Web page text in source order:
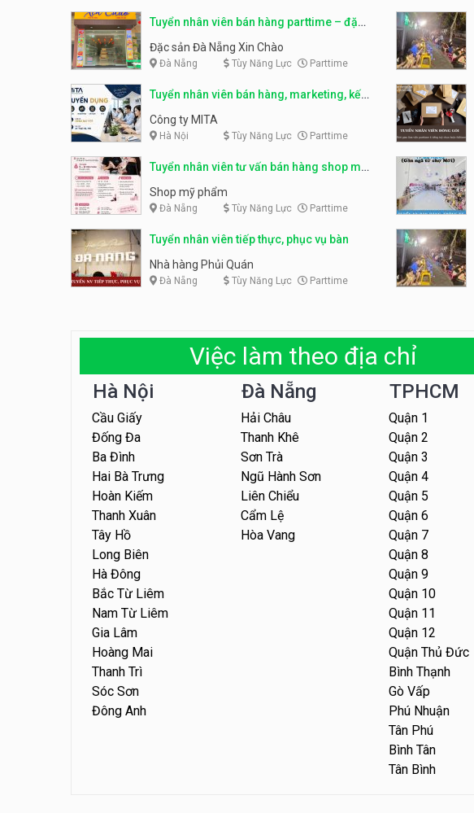
Tuyển nhân viên bán hàng parttime – đặc
sản Đà Nẵng
Đặc sản Đà Nẵng Xin Chào
Đà Nẵng Tùy Năng Lực Parttime
Tuyển nhân viên bán hàng, marketing, kế
toán, kho – parttime, fulltime
Công ty MITA
Hà Nội Tùy Năng Lực Parttime
Tuyển nhân viên tư vấn bán hàng shop mỹ
phẩm
Shop mỹ phẩm
Đà Nẵng Tùy Năng Lực Parttime
Tuyển nhân viên tiếp thực, phục vụ bàn
Nhà hàng Phủi Quán
Đà Nẵng Tùy Năng Lực Parttime
Việc làm theo địa chỉ
Hà Nội
Cầu Giấy
Đống Đa
Ba Đình
Hai Bà Trưng
Hoàn Kiếm
Thanh Xuân
Tây Hồ
Long Biên
Hà Đông
Bắc Từ Liêm
Nam Từ Liêm
Gia Lâm
Hoàng Mai
Thanh Trì
Sóc Sơn
Đông Anh
Đà Nẵng
Hải Châu
Thanh Khê
Sơn Trà
Ngũ Hành Sơn
Liên Chiểu
Cẩm Lệ
Hòa Vang
TPHCM
Quận 1
Quận 2
Quận 3
Quận 4
Quận 5
Quận 6
Quận 7
Quận 8
Quận 9
Quận 10
Quận 11
Quận 12
Quận Thủ Đức
Bình Thạnh
Gò Vấp
Phú Nhuận
Tân Phú
Bình Tân
Tân Bình